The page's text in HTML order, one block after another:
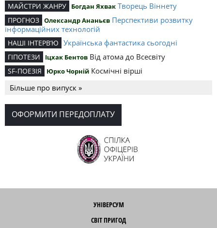
МАЙСТРИ ЖАНРУ Богдан Яхвак Творець Віннету
ПРОГНОЗ Олександр Ананьєв Перспективи розвитку
інформаційних технологій
НАШІ ІНТЕРВ’Ю Українська фантастика сьогодні
ГІПОТЕЗИ Іцхак Бентов Від атома до Всесвіту
SF-ПОЕЗІЯ Юрко Чорній Космічні вірші
Більше про випуск »
ОФОРМИТИ ПЕРЕДОПЛАТУ
УНІВЕРСУМ
СВІТ ПРИГОД